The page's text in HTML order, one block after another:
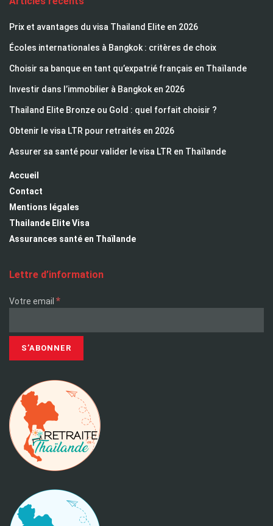
Prix et avantages du visa Thailand Elite en 2026
Écoles internationales à Bangkok : critères de choix
Choisir sa banque en tant qu’expatrié français en Thaïlande
Investir dans l’immobilier à Bangkok en 2026
Thailand Elite Bronze ou Gold : quel forfait choisir ?
Obtenir le visa LTR pour retraités en 2026
Assurer sa santé pour valider le visa LTR en Thaïlande
Accueil
Contact
Mentions légales
Thailande Elite Visa
Assurances santé en Thaïlande
Lettre d’information
Votre email *